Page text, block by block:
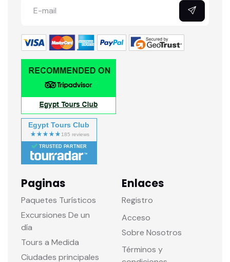
Egypt Tours Club
TRUSTED PARTNER
Paginas
Paquetes Turísticos
Excursiones De un
día
Tours a Medida
Ciudades principales
Enlaces
Registro
Acceso
Sobre Nosotros
Términos y